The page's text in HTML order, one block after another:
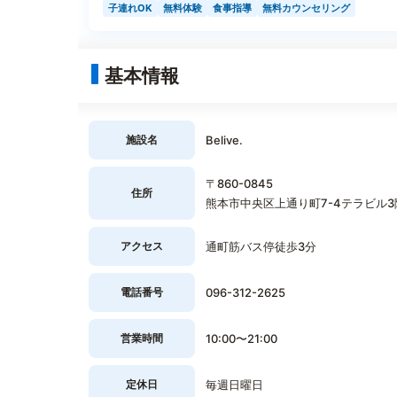
子連れOK 無料体験 食事指導 無料カウンセリング
基本情報
施設名 Belive.
住所
〒860-0845
熊本市中央区上通り町7-4テラビル
アクセス 通町筋バス停徒歩3分
電話番号 096-312-2625
営業時間 10:00〜21:00
定休日 毎週日曜日